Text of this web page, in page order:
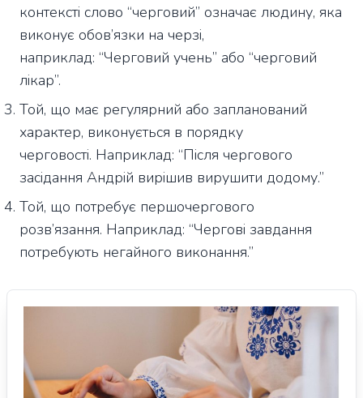
контексті слово “черговий” означає людину, яка
виконує обов’язки на черзі,
наприклад: “Черговий учень” або “черговий
лікар”.
Той, що має регулярний або запланований
характер, виконується в порядку
черговості. Наприклад: “Після чергового
засідання Андрій вирішив вирушити додому.”
Той, що потребує першочергового
розв’язання. Наприклад: “Чергові завдання
потребують негайного виконання.”